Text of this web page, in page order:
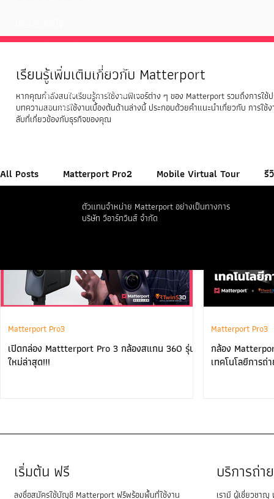
เรียนรู้เพิ่มเติมเกี่ยวกับ Matterport
หากคุณกำลังสนใจเรียนรู้การใช้งานฟีเจอร์ต่าง ๆ ของ Matterport รวมถึงการใ
บทความสอนการใช้งานเบื้องต้นด้านล่างนี้ ประกอบด้วยคำแนะนำเกี่ยวกับ การใ
ลับที่เกี่ยวข้องกับธุรกิจของคุณ
All Posts Matterport Pro2 Mobile Virtual Tour รี
เปิดกล่อง Mattterport Pro 3 กล้องสแกน 360 รุ่น
ใหม่ล่าสุด!!!
Matterport Pro3
กล้อง
เทคโนโลยีการ
Matterport Pro3
เริ่มต้น ฟรี
ลงชื่อสมัครใช้บัญชี Matterport ฟรีพร้อมพื้นที่ใช้งาน
บริการถ่
เรามี ผู้เชี่ยวชา
อสังหาริมทรัพย์ 3 มิติ
ประกันภัยและการปรับปรุงพื้นที่
การท่องเที่ยวและการบริการ
การจัดการสิ่งอำนวยความสะดวก
การค้าปลีก
ตัวแทนจำหน่าย Matterport อย่างเป็นทางการ
บริษัท วีอาร์ทวินส์ จำกัด